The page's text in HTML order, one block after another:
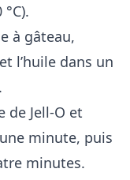
à gâteau,
l’huile dans un
de Jell-O et
minute, puis
minutes.